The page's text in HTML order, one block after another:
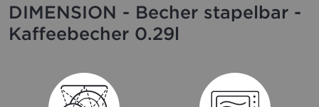
DIMENSION - Becher stapelbar -
Kaffeebecher 0.29l